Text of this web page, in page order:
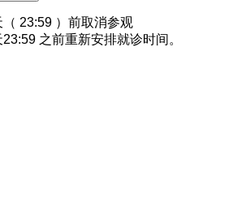
23:59 ）前取消参观
23:59 之前重新安排就诊时间。